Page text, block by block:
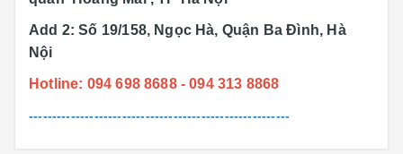
Add 2: Số 19/158, Ngọc Hà, Quận Ba Đình, Hà
Nội
Hotline: 094 698 8688 - 094 313 8868
--------------------------------------------------------